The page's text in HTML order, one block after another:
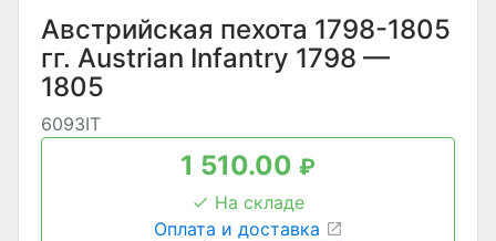
Австрийская пехота 1798-1805
гг. Austrian Infantry 1798 —
1805
6093IT
1 510.00 ₽
На складе
Оплата и доставка